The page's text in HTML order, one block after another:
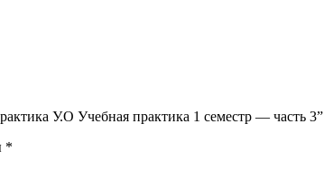
У.О Учебная практика 1 семестр — часть 3”
*